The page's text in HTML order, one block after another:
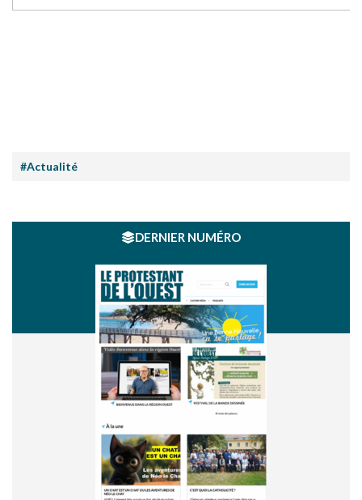
#Actualité
DERNIER NUMÉRO